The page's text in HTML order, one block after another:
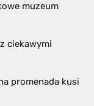
muzeum
ciekawymi
promenada kusi